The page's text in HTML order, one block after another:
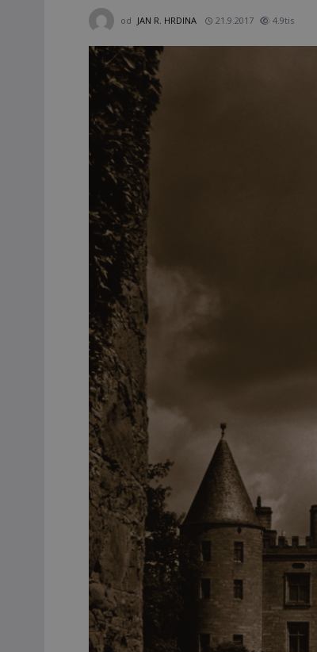
od JAN R. HRDINA 21.9.2017 4.9tis